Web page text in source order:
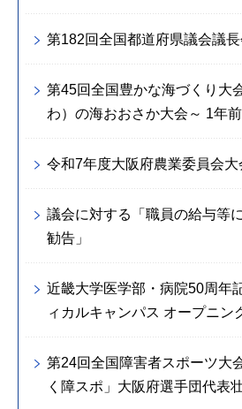
第182回全国都道府県議会議
第45回全国豊かな海づくり大
わ）の海おおさか大会～ 1年
令和7年度大阪府農業委員会大
議会に対する「職員の給与等
勧告」
近畿大学医学部・病院50周年
ィカルキャンパス オープニン
第24回全国障害者スポーツ大
く障スポ」大阪府選手団代表